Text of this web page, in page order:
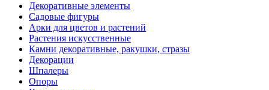
Декоративные элементы
Садовые фигуры
Арки для цветов и растений
Растения искусственные
Камни декоративные, ракушки, стразы
Декорации
Шпалеры
Опоры